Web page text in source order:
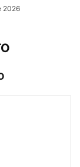
2026